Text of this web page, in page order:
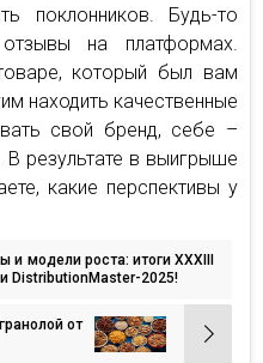
поклонников. Будь-то
на платформах.
который был вам
находить качественные
свой бренд, себе –
результате в выигрыше
какие перспективы у
и модели роста: итоги XXXIII
DistributionMaster-2025!
от